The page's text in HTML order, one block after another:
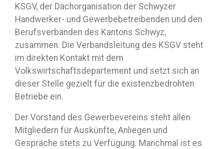
KSGV, der Dachorganisation der Schwyzer
Handwerker- und Gewerbebetreibenden und den
Berufsverbänden des Kantons Schwyz,
zusammen. Die Verbandsleitung des KSGV steht
im direkten Kontakt mit dem
Volkswirtschaftsdepartement und setzt sich an
dieser Stelle gezielt für die existenzbedrohten
Betriebe ein.
Der Vorstand des Gewerbevereins steht allen
Mitgliedern für Auskünfte, Anliegen und
Gespräche stets zu Verfügung. Manchmal ist es